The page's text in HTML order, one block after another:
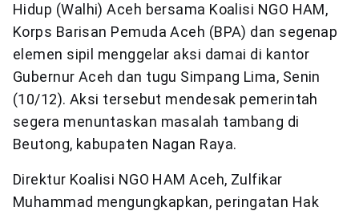
Hidup (Walhi) Aceh bersama Koalisi NGO HAM,
Korps Barisan Pemuda Aceh (BPA) dan segenap
elemen sipil menggelar aksi damai di kantor
Gubernur Aceh dan tugu Simpang Lima, Senin
(10/12). Aksi tersebut mendesak pemerintah
segera menuntaskan masalah tambang di
Beutong, kabupaten Nagan Raya.
Direktur Koalisi NGO HAM Aceh, Zulfikar
Muhammad mengungkapkan, peringatan Hak